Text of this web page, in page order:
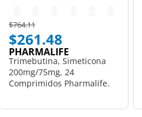
Price reduced from
$764.11to
$261.48
PHARMALIFE
Trimebutina, Simeticona
200mg/75mg, 24
Comprimidos Pharmalife.